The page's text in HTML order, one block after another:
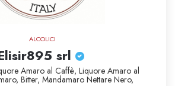
ALCOLICI
srl
Amaro al Caffè, Liquore Amaro al
Bitter, Mandamaro Nettare Nero,